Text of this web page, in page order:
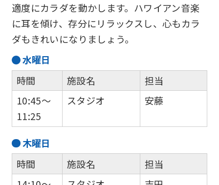
適度にカラダを動かします。ハワイアン音楽
に耳を傾け、存分にリラックスし、心もカラ
ダもきれいになりましょう。
水曜日
時間
10:45～
11:25
施設名
スタジオ
担当
安藤
木曜日
時間
施設名
担当
top
page.
However,
you
Japanese